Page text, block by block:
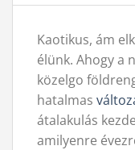
Kaotikus, ám
élünk. Ahogy a
közelgo
hatalmas
átalakulás
amilyenre